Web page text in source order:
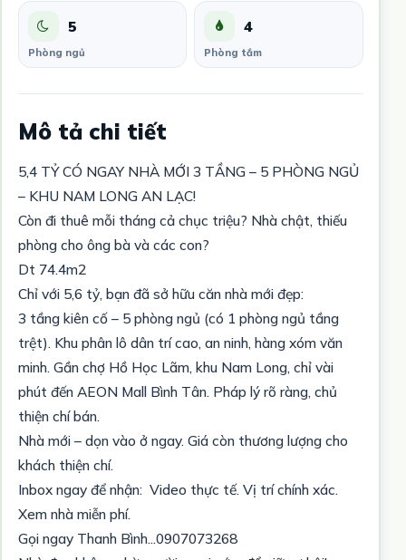
5
Phòng ngủ
4
Phòng tắm
Mô tả chi tiết
5,4 TỶ CÓ NGAY NHÀ MỚI 3 TẦNG – 5 PHÒNG NGỦ
– KHU NAM LONG AN LẠC!
Còn đi thuê mỗi tháng cả chục triệu? Nhà chật, thiếu
phòng cho ông bà và các con?
Dt 74.4m2
Chỉ với 5,6 tỷ, bạn đã sở hữu căn nhà mới đẹp:
3 tầng kiên cố – 5 phòng ngủ (có 1 phòng ngủ tầng
trệt). Khu phân lô dân trí cao, an ninh, hàng xóm văn
minh. Gần chợ Hồ Học Lãm, khu Nam Long, chỉ vài
phút đến AEON Mall Bình Tân. Pháp lý rõ ràng, chủ
thiện chí bán.
Nhà mới – dọn vào ở ngay. Giá còn thương lượng cho
khách thiện chí.
Inbox ngay để nhận: Video thực tế. Vị trí chính xác.
Xem nhà miễn phí.
Gọi ngay Thanh Bình...0907073268